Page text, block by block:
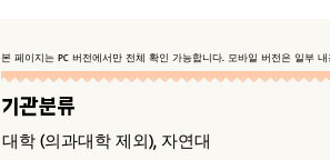
본 페이지는 PC 버전에서만 전체 확인 가능합니다. 모바일 버전은 일부 내
기관분류
대학 (의과대학 제외), 자연대